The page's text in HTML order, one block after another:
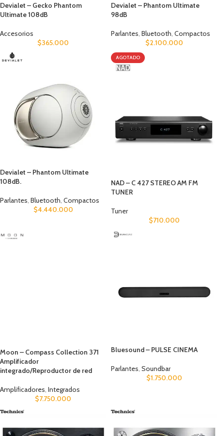
Devialet – Gecko Phantom
Ultimate 108dB
Accesorios
$365.000
Devialet – Phantom Ultimate
98dB
Parlantes, Bluetooth, Compactos
$2.100.000
Devialet – Phantom Ultimate
108dB.
Parlantes Bluetooth Compactos
$4.440.000
AGOTADO
NAD – C 427 STEREO AM FM
TUNER
Tuner
$710.000
Moon – Compass Collection 371
Amplificador
integrado/Reproductor de red
Amplificadores, Integrados
$7.750.000
Bluesound – PULSE CINEMA
Parlantes, Soundbar
$1.750.000